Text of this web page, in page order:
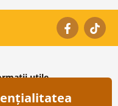
utile
noi